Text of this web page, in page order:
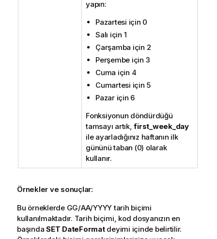
yapın:
Pazartesi için 0
Salı için 1
Çarşamba için 2
Perşembe için 3
Cuma için 4
Cumartesi için 5
Pazar için 6
Fonksiyonun döndürdüğü
tamsayı artık,first_week_day
ile ayarladığınız haftanın ilk
gününü taban (0) olarak
kullanır.
Örnekler ve sonuçlar:
Bu örneklerde GG/AA/YYYY tarih biçimi
kullanılmaktadır. Tarih biçimi, kod dosyanızın en
başında SET DateFormatdeyimi içinde belirtilir.